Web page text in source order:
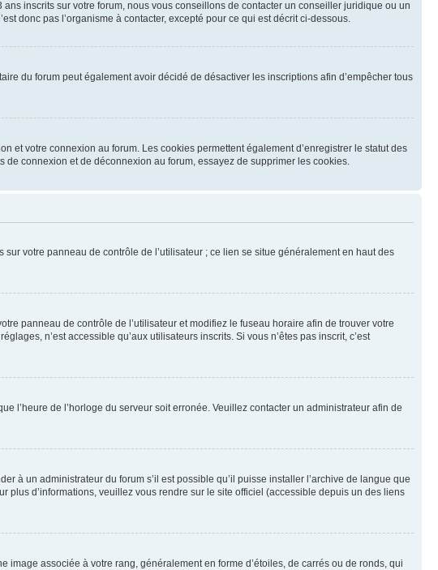
inscrits sur votre forum, nous vous conseillons de contacter un conseiller juridique ou un
donc pas l’organisme à contacter, excepté pour ce qui est décrit ci-dessous.
du forum peut également avoir décidé de désactiver les inscriptions afin d’empêcher tous
et votre connexion au forum. Les cookies permettent également d’enregistrer le statut des
connexion et de déconnexion au forum, essayez de supprimer les cookies.
votre panneau de contrôle de l’utilisateur ; ce lien se situe généralement en haut des
panneau de contrôle de l’utilisateur et modifiez le fuseau horaire afin de trouver votre
n’est accessible qu’aux utilisateurs inscrits. Si vous n’êtes pas inscrit, c’est
l’heure de l’horloge du serveur soit erronée. Veuillez contacter un administrateur afin de
à un administrateur du forum s’il est possible qu’il puisse installer l’archive de langue que
plus d’informations, veuillez vous rendre sur le site officiel (accessible depuis un des liens
image associée à votre rang, généralement en forme d’étoiles, de carrés ou de ronds, qui